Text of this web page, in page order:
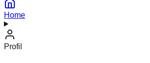
Home
Profil